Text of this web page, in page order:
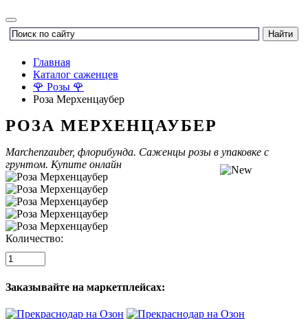
Главная
Каталог саженцев
🌹 Розы 🌹
Роза Мерхенцаубер
РОЗА МЕРХЕНЦАУБЕР
Marchenzauber, флорибунда. Саженцы розы в упаковке с
грунтом. Купите онлайн
Количество:
Заказывайте на маркетплейсах: